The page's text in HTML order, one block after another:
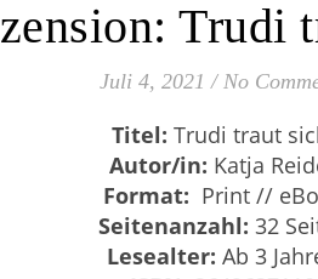
Trudi
Juli 4, 2021 / No
Titel: Trudi traut
Autor/in: Katja
Format: Print //
Seitenanzahl: 32
Lesealter: Ab 3